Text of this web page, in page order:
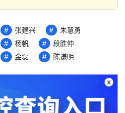
张建兴
朱慧勇
杨帆
段胜仲
金磊 陈谦明